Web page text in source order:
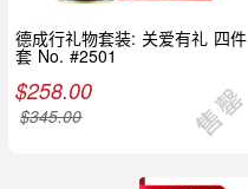
德成行礼物套装: 关爱有礼 四件
套 No. #2501
$258.00
$345.00